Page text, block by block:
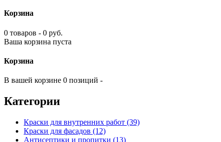
Корзина
0 товаров - 0 руб.
Ваша корзина пуста
Корзина
В вашей корзине 0 позиций -
Категории
Краски для внутренних работ (39)
Краски для фасадов (12)
Антисептики и пропитки (13)